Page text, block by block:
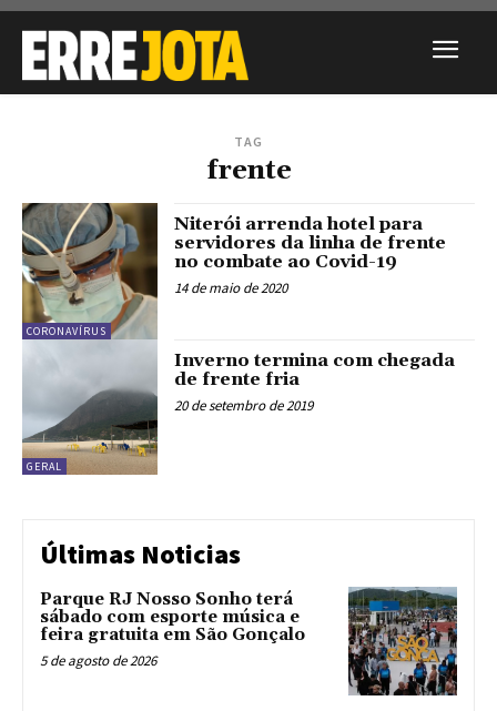
TAG
frente
CORONAVÍRUS
Niterói arrenda hotel para
servidores da linha de frente
no combate ao Covid-19
14 de maio de 2020
GERAL
Inverno termina com chegada
de frente fria
20 de setembro de 2019
Últimas Noticias
Parque RJ Nosso Sonho terá
sábado com esporte música e
feira gratuita em São Gonçalo
5 de agosto de 2026